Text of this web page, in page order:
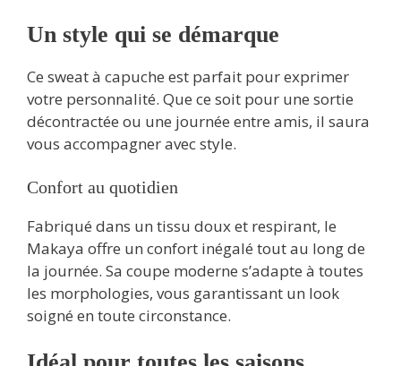
Un style qui se démarque
Ce sweat à capuche est parfait pour exprimer
votre personnalité. Que ce soit pour une sortie
décontractée ou une journée entre amis, il saura
vous accompagner avec style.
Confort au quotidien
Fabriqué dans un tissu doux et respirant, le
Makaya offre un confort inégalé tout au long de
la journée. Sa coupe moderne s’adapte à toutes
les morphologies, vous garantissant un look
soigné en toute circonstance.